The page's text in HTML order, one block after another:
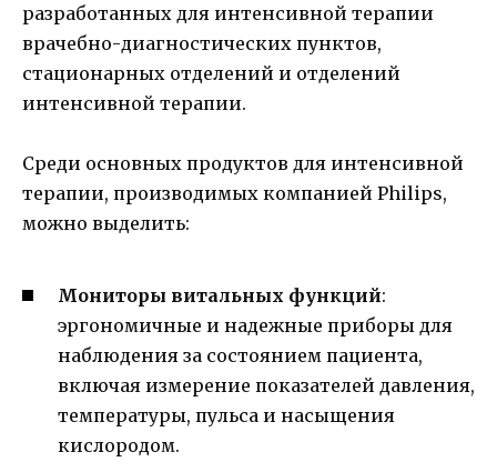
разработанных для интенсивной терапии
врачебно-диагностических пунктов,
стационарных отделений и отделений
интенсивной терапии.
Среди основных продуктов для интенсивной
терапии, производимых компанией Philips,
можно выделить:
Мониторы витальных функций:
эргономичные и надежные приборы для
наблюдения за состоянием пациента,
включая измерение показателей давления,
температуры, пульса и насыщения
кислородом.